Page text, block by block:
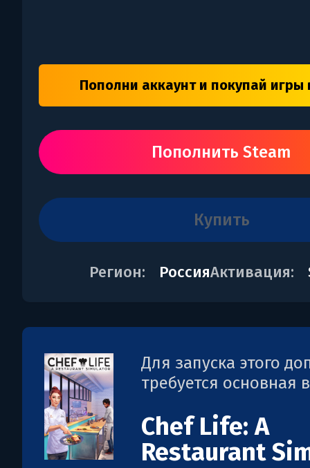
Пополни аккаунт и покупай игры
Пополнить Steam
купить
Регион: РоссияАктивация:
Для запуска этого
требуется основная
Chef Life: A
Restaurant